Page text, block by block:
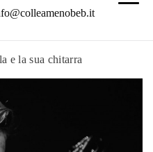
e la sua chitarra